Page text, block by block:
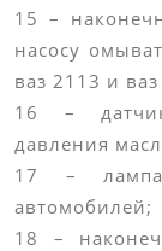
15 –
насосу
ваз 2113 и
16 – датчик
давления
17 – лампа
автомобилей;
18 –